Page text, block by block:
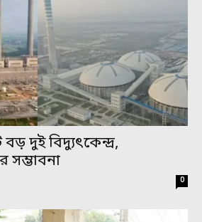
দুই বিদ্যুৎকেন্দ্র,
সম্ভাবনা
0